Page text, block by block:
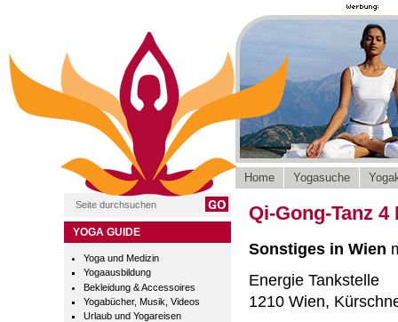
YOGA GUIDE
Yoga und Medizin
Yogaausbildung
Bekleidung & Accessoires
Yogabücher, Musik, Videos
Urlaub und Yogareisen
Home Yogasuche
Qi-Gong-Tanz
Sonstiges in Wien
Energie Tankstelle
1210 Wien,